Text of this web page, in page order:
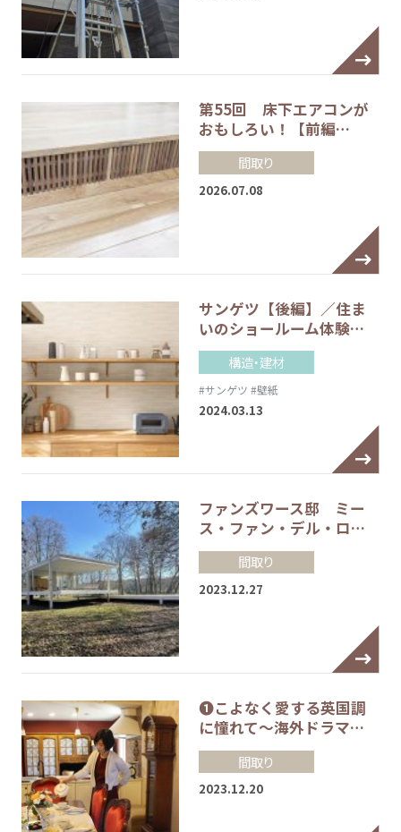
第55回 床下エアコンが
おもしろい！【前編…
間取り
2026.07.08
サンゲツ【後編】／住ま
いのショールーム体験…
構造・建材
#サンゲツ #壁紙
2024.03.13
ファンズワース邸 ミー
ス・ファン・デル・ロ…
間取り
2023.12.27
❶こよなく愛する英国調
に憧れて～海外ドラマ…
間取り
2023.12.20